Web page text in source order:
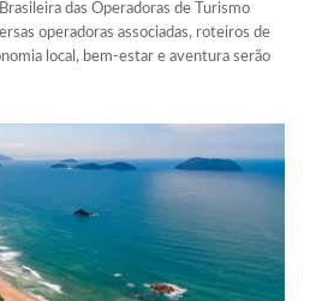
das Operadoras de Turismo
operadoras associadas, roteiros de
local, bem-estar e aventura serão